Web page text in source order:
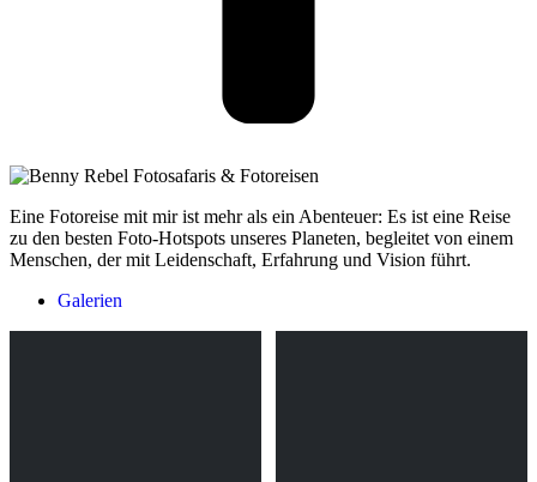
Eine Fotoreise mit mir ist mehr als ein Abenteuer: Es ist eine Reise
zu den besten Foto-Hotspots unseres Planeten, begleitet von einem
Menschen, der mit Leidenschaft, Erfahrung und Vision führt.
Galerien